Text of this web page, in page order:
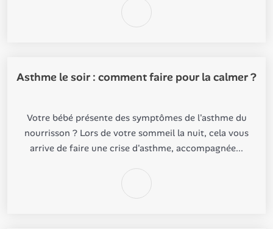
Asthme le soir : comment faire pour la calmer ?
Votre bébé présente des symptômes de l'asthme du
nourrisson ? Lors de votre sommeil la nuit, cela vous
arrive de faire une crise d'asthme, accompagnée...